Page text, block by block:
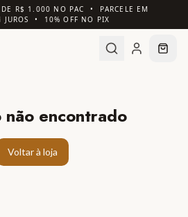
DE R$ 1.000 NO PAC • PARCELE EM
JUROS • 10% OFF NO PIX
não encontrado
Voltar à loja